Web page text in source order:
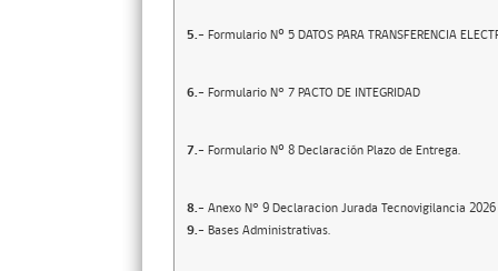
5.- Formulario Nº 5 DATOS PARA TRANSFERENCIA
6.- Formulario N° 7 PACTO DE INTEGRIDAD
7.- Formulario Nº 8 Declaración Plazo de Entrega.
8.- Anexo N° 9 Declaracion Jurada Tecnovigilancia
9.- Bases Administrativas.